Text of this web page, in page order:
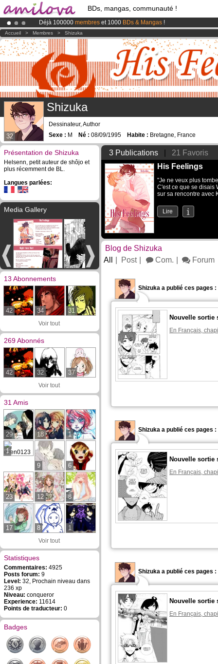
BDs, mangas, communauté !
Déjà 100000 membres et 1000 BDs & Mangas !
Abonnement premium: à partir de3.95 eurospar mois !Clique ici
LeKickstarter Amilova est désormais lancé!.
Accueil > Membres > Shizuka
32
Shizuka
Dessinateur, Author
Sexe : M Né : 08/09/1995 Habite : Bretagne, France
Présentation de Shizuka
Helsenn, petit auteur de shôjo et
plus récemment de BL.
Langues parlées:
Media Gallery
13 Abonnements
42 34 31
Voir tout
269 Abonnés
42 32 37
Voir tout
31 Amis
29 18 1
1
9
6
23 12 8
17 8 1
Voir tout
Statistiques
Commentaires: 4925
Posts forum: 9
Level: 32, Prochain niveau dans
236 xp
Niveau: conqueror
Experience: 11614
Points de traducteur: 0
Badges
3 Publications
21 Favoris
His Feelings
"Je ne veux plus
C'est ce que se disais
sur sa rencontre avec
Lire
Blog de Shizuka
All
Post Com. Forum
Shizuka a publié ces pages :
Nouvelle sortie
En Français,
Shizuka a publié ces pages :
Nouvelle sortie
En Français,
Shizuka a publié ces pages :
Nouvelle sortie
En Français,